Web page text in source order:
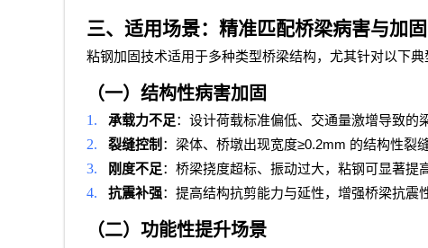
三、适用场景：精准匹配桥梁病害与加
粘钢加固技术适用于多种类型桥梁结构，尤其针对以下典
（一）结构性病害加固
1. 承载力不足：设计荷载标准偏低、交通量激增导致的
2. 裂缝控制 ：梁体、桥墩出现宽度≥0.2mm 的结构性裂
3. 刚度不足：桥梁挠度超标、振动过大，粘钢可显著提
4. 抗震补强：提高结构抗剪能力与延性，增强桥梁抗震
（二）功能性提升场景